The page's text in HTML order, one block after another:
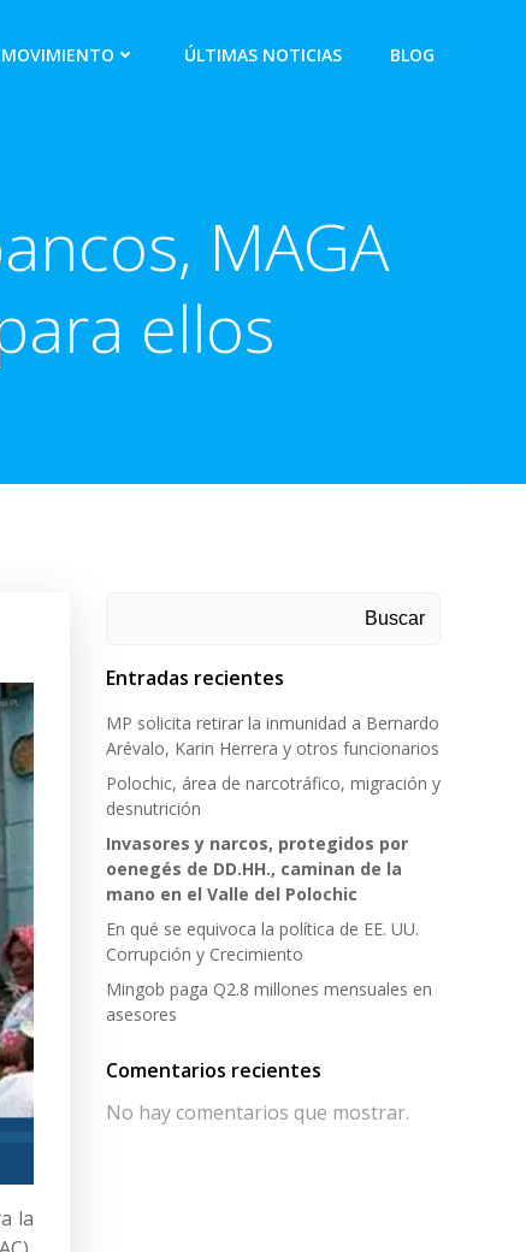
MOVIMIENTO ÚLTIMAS NOTICIAS BLOG
MAGA
ellos
la
Buscar
Entradas recientes
MP solicita retirar la inmunidad a Bernardo
Arévalo, Karin Herrera y otros funcionarios
Polochic, área de narcotráfico, migración y
desnutrición
Invasores y narcos, protegidos por
oenegés de DD.HH., caminan de la
mano en el Valle del Polochic
En qué se equivoca la política de EE. UU.
Corrupción y Crecimiento
Mingob paga Q2.8 millones mensuales en
asesores
Comentarios recientes
No hay comentarios que mostrar.